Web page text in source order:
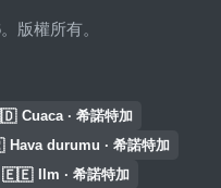
版權所有。
Cuaca · 希諾特加
Hava durumu · 希諾特加
🇪🇪 Ilm · 希諾特加